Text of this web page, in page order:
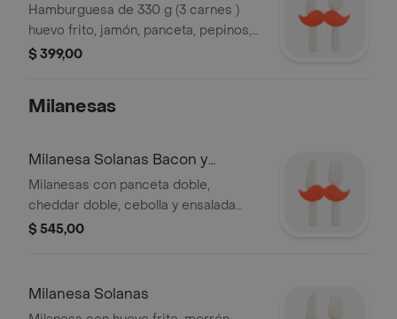
Hamburguesa de 330 g (3 carnes )
huevo frito, jamón, panceta, pepinos,
tomate, lechuga, cebolla con
$ 399,00
Milanesas
Milanesa Solanas Bacon y
Chesse
Milanesas con panceta doble,
cheddar doble, cebolla y ensalada
mixta.
$ 545,00
Milanesa Solanas